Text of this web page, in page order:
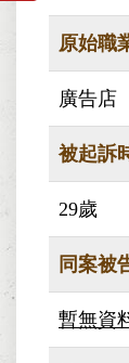
原始職
廣告店
被起訴
29歲
同案被
暫無資